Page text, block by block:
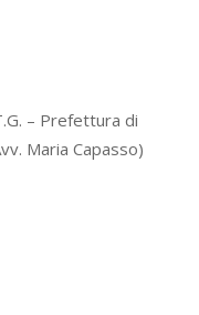
– Prefettura di
Maria Capasso)